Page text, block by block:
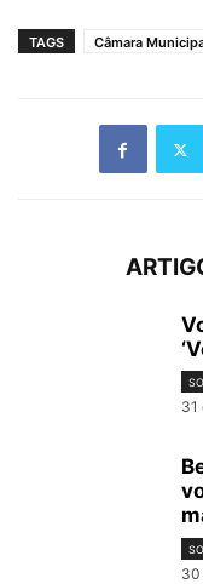
TAGS Câmara
31
30